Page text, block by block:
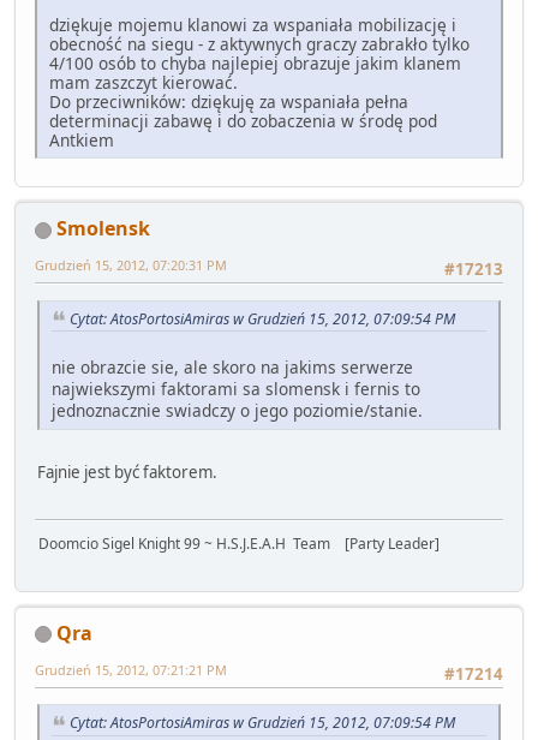
dziękuje mojemu klanowi za wspaniała mobilizację i
obecność na siegu - z aktywnych graczy zabrakło tylko
4/100 osób to chyba najlepiej obrazuje jakim klanem
mam zaszczyt kierować.
Do przeciwników: dziękuję za wspaniała pełna
determinacji zabawę i do zobaczenia w środę pod
Antkiem
Smolensk
#17213
Grudzień 15, 2012, 07:20:31 PM
Cytat: AtosPortosiAmiras w Grudzień 15, 2012, 07:09:54 PM
nie obrazcie sie, ale skoro na jakims serwerze
najwiekszymi faktorami sa slomensk i fernis to
jednoznacznie swiadczy o jego poziomie/stanie.
Fajnie jest być faktorem.
Doomcio Sigel Knight 99 ~ H.S.J.E.A.H Team [Party Leader]
Qra
#17214
Grudzień 15, 2012, 07:21:21 PM
Cytat: AtosPortosiAmiras w Grudzień 15, 2012, 07:09:54 PM